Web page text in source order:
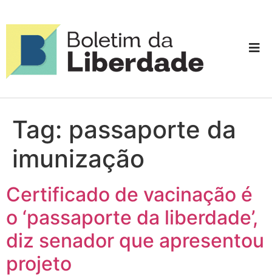
Tag: passaporte da
imunização
Certificado de vacinação é
o ‘passaporte da liberdade’,
diz senador que apresentou
projeto